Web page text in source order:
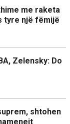
me raketa
tyre një fëmijë
Zelensky: Do
shtohen